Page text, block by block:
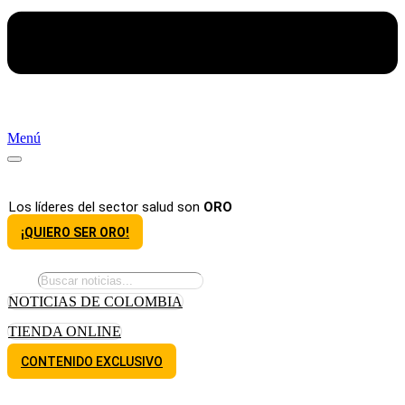
Menú
Los líderes del sector salud son ORO
¡QUIERO SER ORO!
NOTICIAS DE COLOMBIA
TIENDA ONLINE
CONTENIDO EXCLUSIVO